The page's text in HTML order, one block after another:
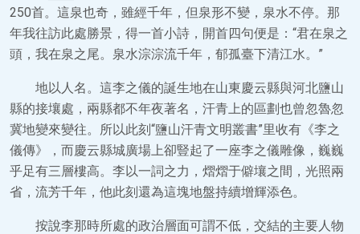
250首。這泉也奇，雖經千年，但泉形不變，泉水不停。那
年我往訪此處勝景，得一首小詩，開首四句便是：“君在泉之
頭，我在泉之尾。泉水淙淙流千年，郁孤臺下清江水。”
地以人名。這李之儀的誕生地在山東慶云縣與河北鹽山
縣的接壤處，兩縣都不年夜著名，汗青上的區劃也曾忽魯忽
冀地變來變往。所以此刻“鹽山汗青文明叢書”里收有《李之
儀傳》，而慶云縣城廣場上卻豎起了一座李之儀雕像，巍巍
乎足有三層樓高。李以一詞之力，熠熠于僻壤之間，光照兩
省，流芳千年，他此刻還為這塊地盤持續增輝添色。
按說李那時所處的政治層面可謂不低，交結的主要人物